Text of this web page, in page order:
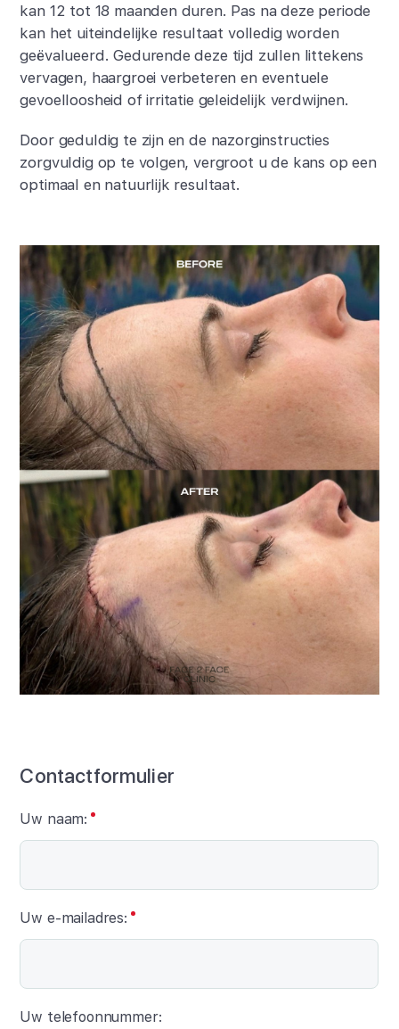
kan 12 tot 18 maanden duren. Pas na deze periode
kan het uiteindelijke resultaat volledig worden
geëvalueerd. Gedurende deze tijd zullen littekens
vervagen, haargroei verbeteren en eventuele
gevoelloosheid of irritatie geleidelijk verdwijnen.
Door geduldig te zijn en de nazorginstructies
zorgvuldig op te volgen, vergroot u de kans op een
optimaal en natuurlijk resultaat.
Contactformulier
Uw naam:
Uw e-mailadres:
Uw telefoonnummer: